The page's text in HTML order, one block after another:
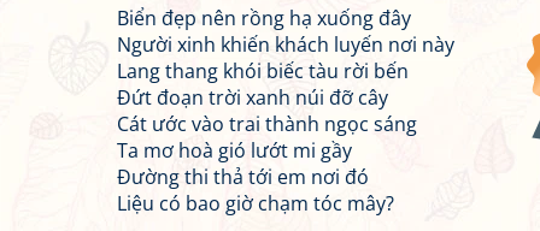
Biển đẹp nên rồng hạ xuống đây
Người xinh khiến khách luyến nơi này
Lang thang khói biếc tàu rời bến
Đứt đoạn trời xanh núi đỡ cây
Cát ước vào trai thành ngọc sáng
Ta mơ hoà gió lướt mi gầy
Đường thi thả tới em nơi đó
Liệu có bao giờ chạm tóc mây?